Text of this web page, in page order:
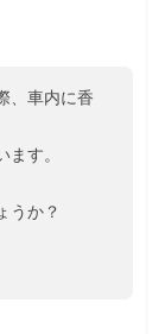
、車内に香
す。
うか？